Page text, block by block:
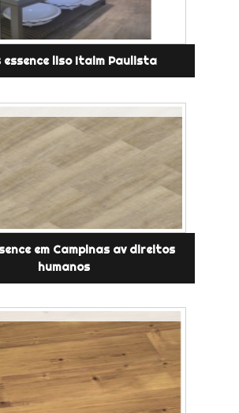
essence liso Itaim Paulista
em Campinas av direitos
humanos